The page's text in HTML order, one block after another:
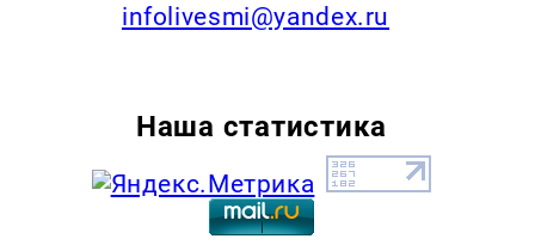
infolivesmi@yandex.ru
Наша статистика